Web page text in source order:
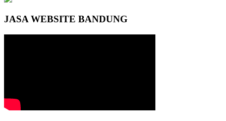
JASA WEBSITE BANDUNG